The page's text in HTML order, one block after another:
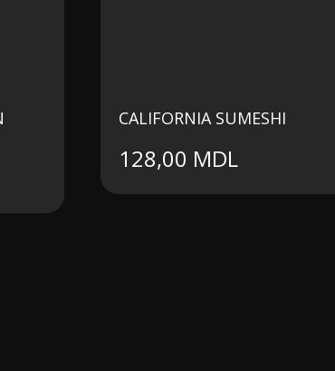
CALIFORNIA SUMESHI
128,00 MDL